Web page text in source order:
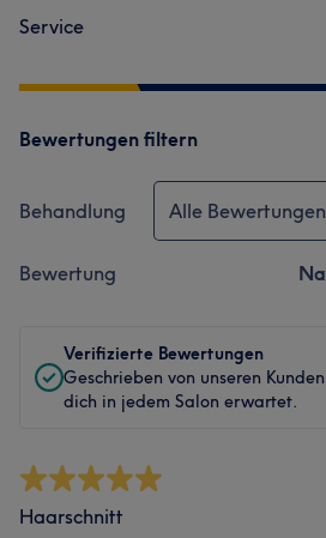
Service
Bewertungen filtern
Behandlung Alle Bewertungen
Bewertung
Verifizierte Bewertungen
Geschrieben von unseren
dich in jedem Salon erwartet.
Haarschnitt